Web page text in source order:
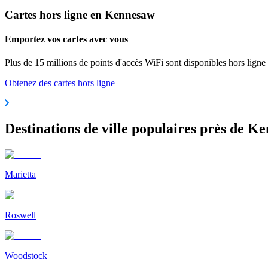
Cartes hors ligne en Kennesaw
Emportez vos cartes avec vous
Plus de 15 millions de points d'accès WiFi sont disponibles hors ligne
Obtenez des cartes hors ligne
Destinations de ville populaires près de
Marietta
Roswell
Woodstock